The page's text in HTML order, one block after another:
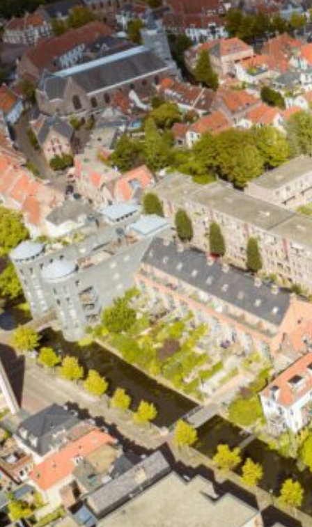
DIENSTEN
Schilderwerk
Glaszetten
Kitwerk
Houtrot reparatie
Spuitwerk
Waterschade / Brandschade
PAGINA'S
Home
Diensten
Schilderwerk
Glaszetten
Kitwerk
Houtrot reparatie
Spuitwerk
Waterschade / Brandschade
Projecten
Over ons
Blog
Contact
Van Oerle schildersbedrijf © 2024
Algemene voorwaarden
Disclaimer